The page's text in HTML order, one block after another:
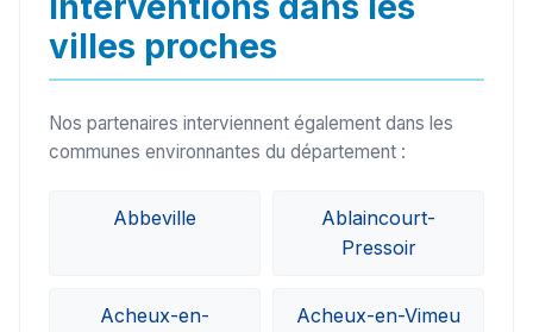
villes proches
Nos partenaires interviennent également dans les
communes environnantes du département :
Abbeville
Ablaincourt-
Pressoir
Acheux-en-
Acheux-en-Vimeu